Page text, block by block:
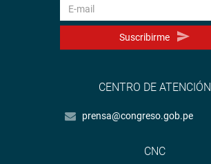
Suscribirme
CENTRO DE ATENCIÓN
prensa@congreso.gob.pe
CNC